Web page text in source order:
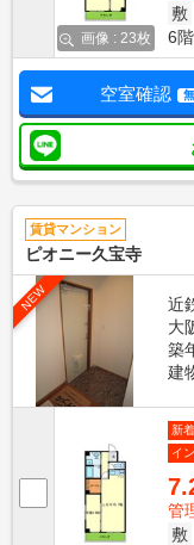
画像 : 23枚
敷
6階
空室確認
賃貸マンション
ピオニー久宝寺
NEW
近
大
築
建
新着
イ
管
敷